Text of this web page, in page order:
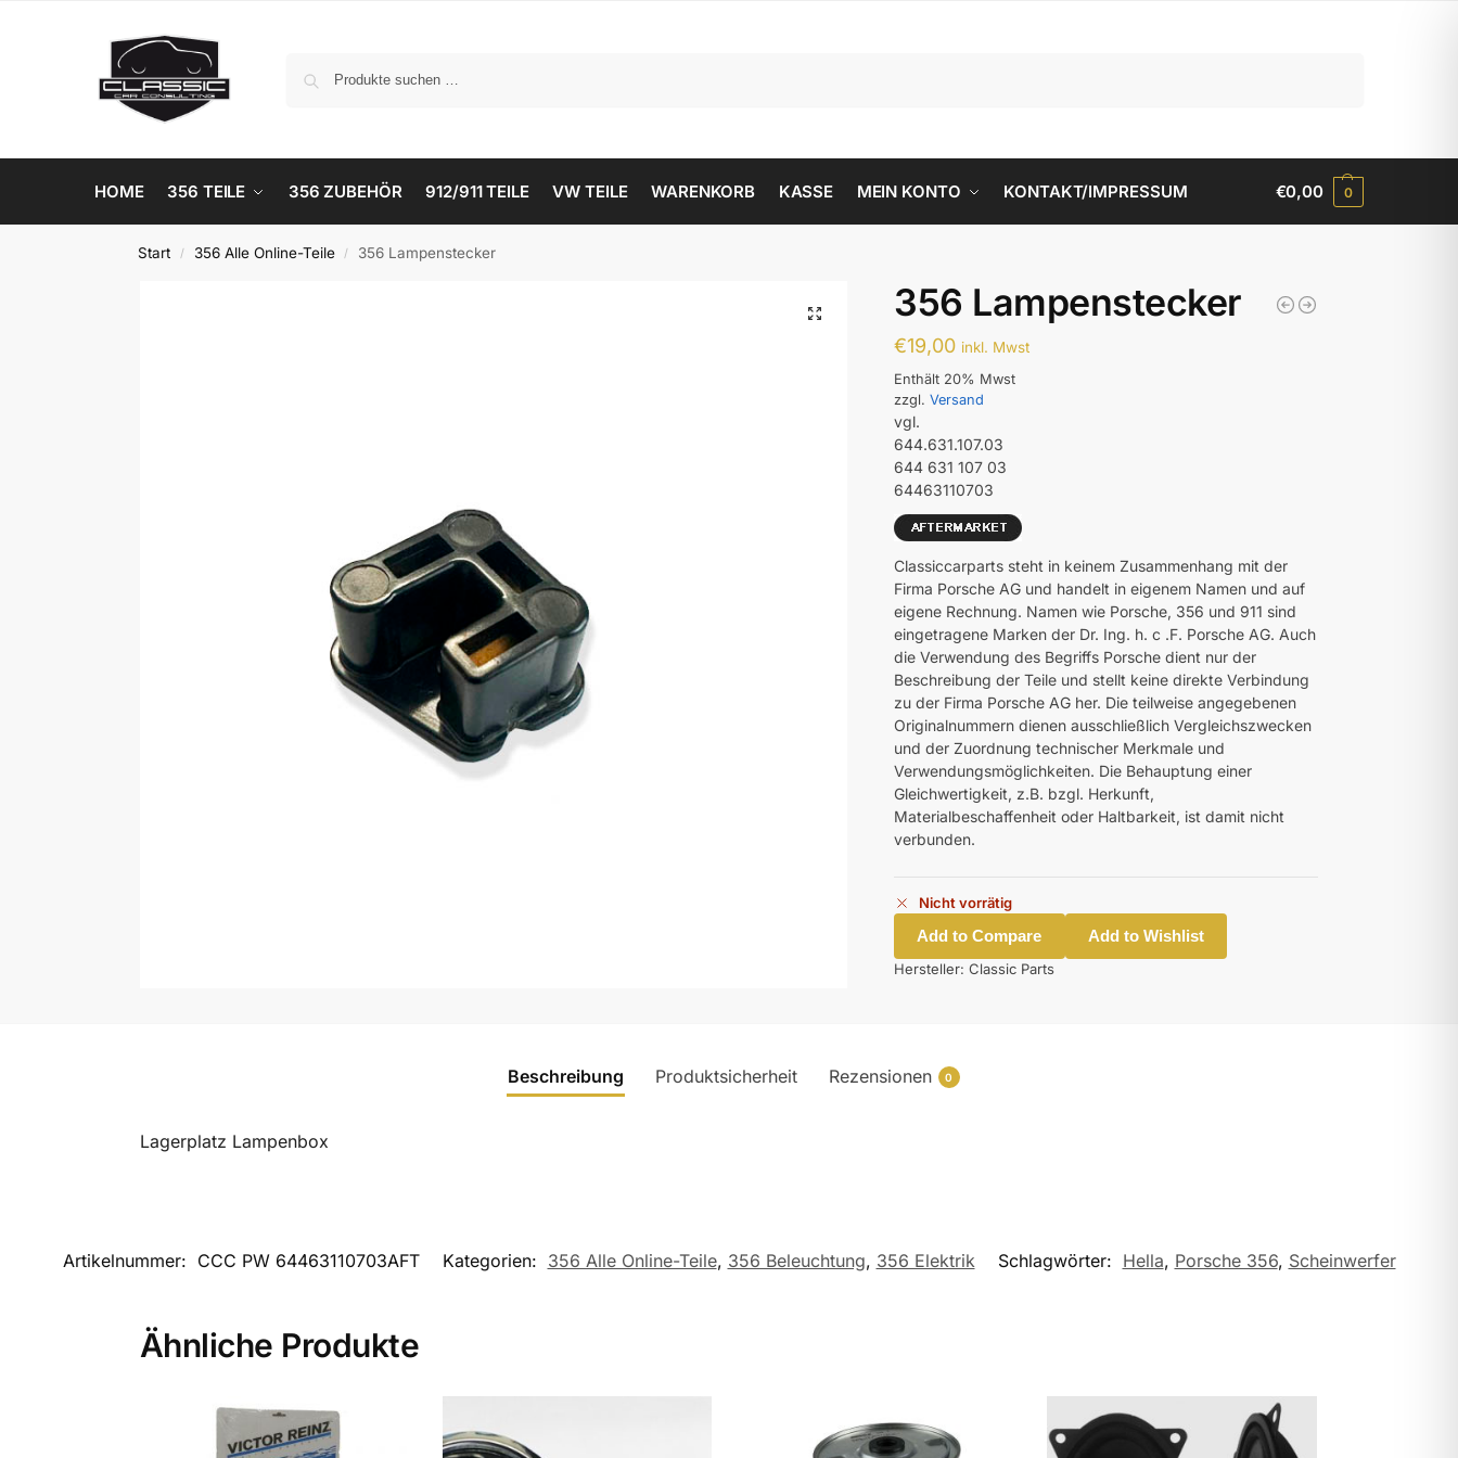
HOME 356 TEILE 356 ZUBEHÖR 912/911 TEILE VW TEILE WARENKORB KASSE MEIN KONTO KONTAKT/IMPRESSUM €0,00 0
Start / 356 Alle Online-Teile / 356 Lampenstecker
356 Lampenstecker
€19,00 inkl. Mwst
Enthält 20% Mwst
zzgl.Versand
vgl.
644.631.107.03
644 631 107 03
64463110703
Classiccarparts steht in keinem Zusammenhang mit der
Firma Porsche AG und handelt in eigenem Namen und auf
eigene Rechnung. Namen wie Porsche, 356 und 911 sind
eingetragene Marken der Dr. Ing. h. c .F. Porsche AG. Auch
die Verwendung des Begriffs Porsche dient nur der
Beschreibung der Teile und stellt keine direkte Verbindung
zu der Firma Porsche AG her. Die teilweise angegebenen
Originalnummern dienen ausschließlich Vergleichszwecken
und der Zuordnung technischer Merkmale und
Verwendungsmöglichkeiten. Die Behauptung einer
Gleichwertigkeit, z.B. bzgl. Herkunft,
Materialbeschaffenheit oder Haltbarkeit, ist damit nicht
verbunden.
Nicht vorrätig
Add to Compare Add to Wishlist
Hersteller:Classic Parts
Beschreibung Produktsicherheit Rezensionen 0
Lagerplatz Lampenbox
Artikelnummer: CCC PW 64463110703AFT Kategorien: 356 Alle Online-Teile, 356 Beleuchtung, 356 Elektrik Schlagwörter: Hella, Porsche 356, Scheinwerfer
Ähnliche Produkte